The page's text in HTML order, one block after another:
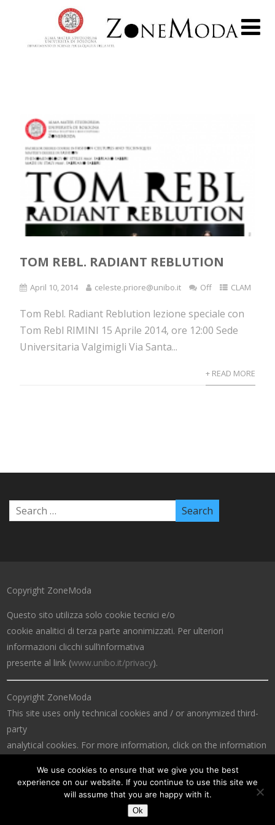
TOM REBL. RADIANT REBLUTION
April 10, 2014 celeste.priore@unibo.it Off CLAM
Tom Rebl. Radiant Reblution lezione speciale con
Tom Rebl RIMINI 15 Aprile 2014, ore 12:00 Sede
Universitaria Valgimigli Via Santa...
+ READ MORE
Copyright ZoneModa
Questo sito utilizza solo cookie tecnici e/o
cookie analitici di terza parte anonimizzati. Per ulteriori
informazioni clicchi sull’informativa
presente al link (www.unibo.it/privacy).
Copyright ZoneModa
This site uses only technical cookies and / or anonymized third-
party
analytical cookies. For more information, click on the information
We use cookies to ensure that we give you the best
experience on our website. If you continue to use this site we
will assume that you are happy with it.
Ok